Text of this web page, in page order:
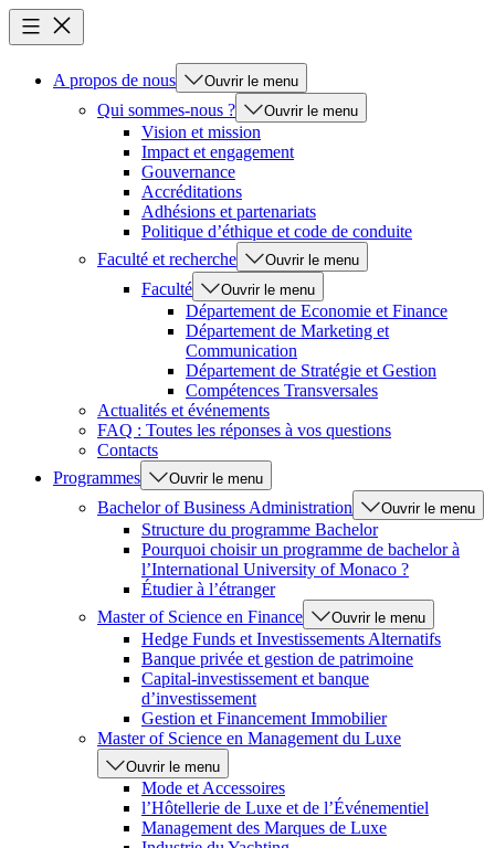
A propos de nous Ouvrir le menu
Qui sommes-nous ? Ouvrir le menu
Vision et mission
Impact et engagement
Gouvernance
Accréditations
Adhésions et partenariats
Politique d’éthique et code de conduite
Faculté et recherche
Ouvrir le menu
Faculté Ouvrir le menu
Département de Economie et Finance
Département de Marketing et
Communication
Département de Stratégie et Gestion
Compétences Transversales
Actualités et événements
FAQ : Toutes les réponses à vos questions
Contacts
Programmes
Ouvrir le menu
Bachelor of Business Administration Ouvrir le menu
Structure du programme Bachelor
Pourquoi choisir un programme de bachelor à
l’International University of Monaco ?
Étudier à l’étranger
Master of Science en Finance
Ouvrir le menu
Hedge Funds et Investissements Alternatifs
Banque privée et gestion de patrimoine
Capital-investissement et banque
d’investissement
Gestion et Financement Immobilier
Master of Science en Management du Luxe
Ouvrir le menu
Mode et Accessoires
l’Hôtellerie de Luxe et de l’Événementiel
Management des Marques de Luxe